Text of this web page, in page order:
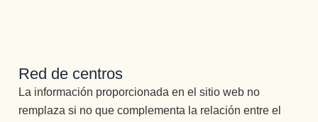
Red de centros
La información proporcionada en el sitio web no
remplaza si no que complementa la relación entre el